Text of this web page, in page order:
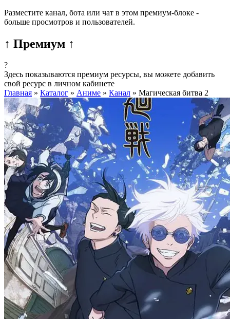
Разместите канал, бота или чат в этом премиум-блоке -
больше просмотров и пользователей.
↑ Премиум ↑
?
Здесь показываются премиум ресурсы, вы можете добавить
свой ресурс в личном кабинете
Главная » Каталог » Аниме » Канал » Магическая битва 2